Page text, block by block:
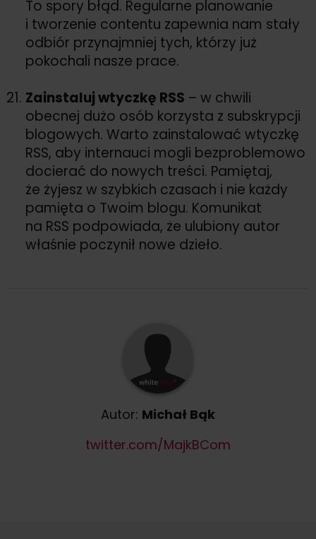
To spory błąd. Regularne planowanie
i tworzenie contentu zapewnia nam stały
odbiór przynajmniej tych, którzy już
pokochali nasze prace.
Zainstaluj wtyczkę RSS – w chwili
obecnej dużo osób korzysta z subskrypcji
blogowych. Warto zainstalować wtyczkę
RSS, aby internauci mogli bezproblemowo
docierać do nowych treści. Pamiętaj,
że żyjesz w szybkich czasach i nie każdy
pamięta o Twoim blogu. Komunikat
na RSS podpowiada, że ulubiony autor
właśnie poczynił nowe dzieło.
Autor: Michał Bąk
twitter.com/MajkBCom